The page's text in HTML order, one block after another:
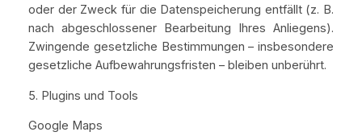
oder der Zweck für die Datenspeicherung entfällt (z. B.
nach abgeschlossener Bearbeitung Ihres Anliegens).
Zwingende gesetzliche Bestimmungen – insbesondere
gesetzliche Aufbewahrungsfristen – bleiben unberührt.
5. Plugins und Tools
Google Maps